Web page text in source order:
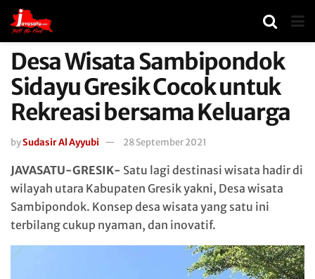
Desa Wisata Sambipondok
Sidayu Gresik Cocok untuk
Rekreasi bersama Keluarga
bySudasir Al Ayyubi 28 September 2021
JAVASATU-GRESIK- Satu lagi destinasi wisata hadir di
wilayah utara Kabupaten Gresik yakni, Desa wisata
Sambipondok. Konsep desa wisata yang satu ini
terbilang cukup nyaman, dan inovatif.